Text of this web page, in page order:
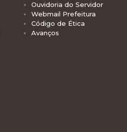
Ouvidoria do Servidor
Webmail Prefeitura
Código de Ética
Avanços